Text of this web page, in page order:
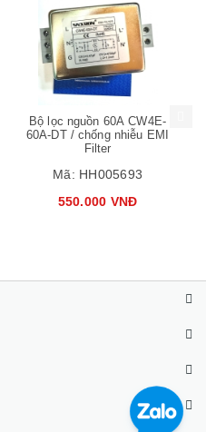
Bộ lọc nguồn 60A CW4E-
60A-DT / chống nhiễu EMI
Filter
Mã: HH005693
550.000 VNĐ
Mua hàng